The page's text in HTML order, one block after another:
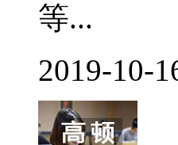
等...
2019-10-